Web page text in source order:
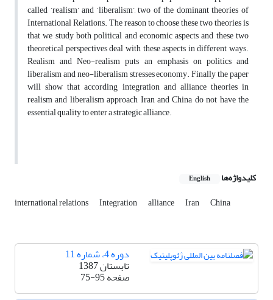
called ‘realism’ and ‘liberalism’, two of the dominant theories of
International Relations. The reason to choose these two theories is
that we study both political and economic aspects and these two
theoretical perspectives deal with these aspects in different ways.
Realism and Neo-realism puts an emphasis on politics and
liberalism and neo-liberalism stresses economy. Finally the paper
will show that according integration and alliance theories in
realism and liberalism approach Iran and China do not have the
essential quality to enter a strategic alliance.
کلیدواژه‌ها English
international relations Integration alliance Iran China
دوره 4، شماره 11
تابستان 1387
صفحه75-95